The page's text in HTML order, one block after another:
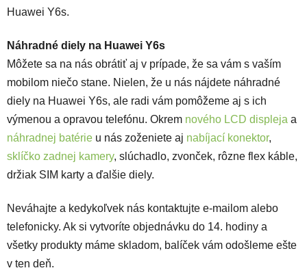
Huawei Y6s.
Náhradné diely na Huawei Y6s
Môžete sa na nás obrátiť aj v prípade, že sa vám s vaším
mobilom niečo stane. Nielen, že u nás nájdete náhradné
diely na Huawei Y6s, ale radi vám pomôžeme aj s ich
výmenou a opravou telefónu. Okrem nového LCD displeja a
náhradnej batérie u nás zoženiete aj nabíjací konektor,
sklíčko zadnej kamery, slúchadlo, zvonček, rôzne flex káble,
držiak SIM karty a ďalšie diely.
Neváhajte a kedykoľvek nás kontaktujte e-mailom alebo
telefonicky. Ak si vytvoríte objednávku do 14. hodiny a
všetky produkty máme skladom, balíček vám odošleme ešte
v ten deň.